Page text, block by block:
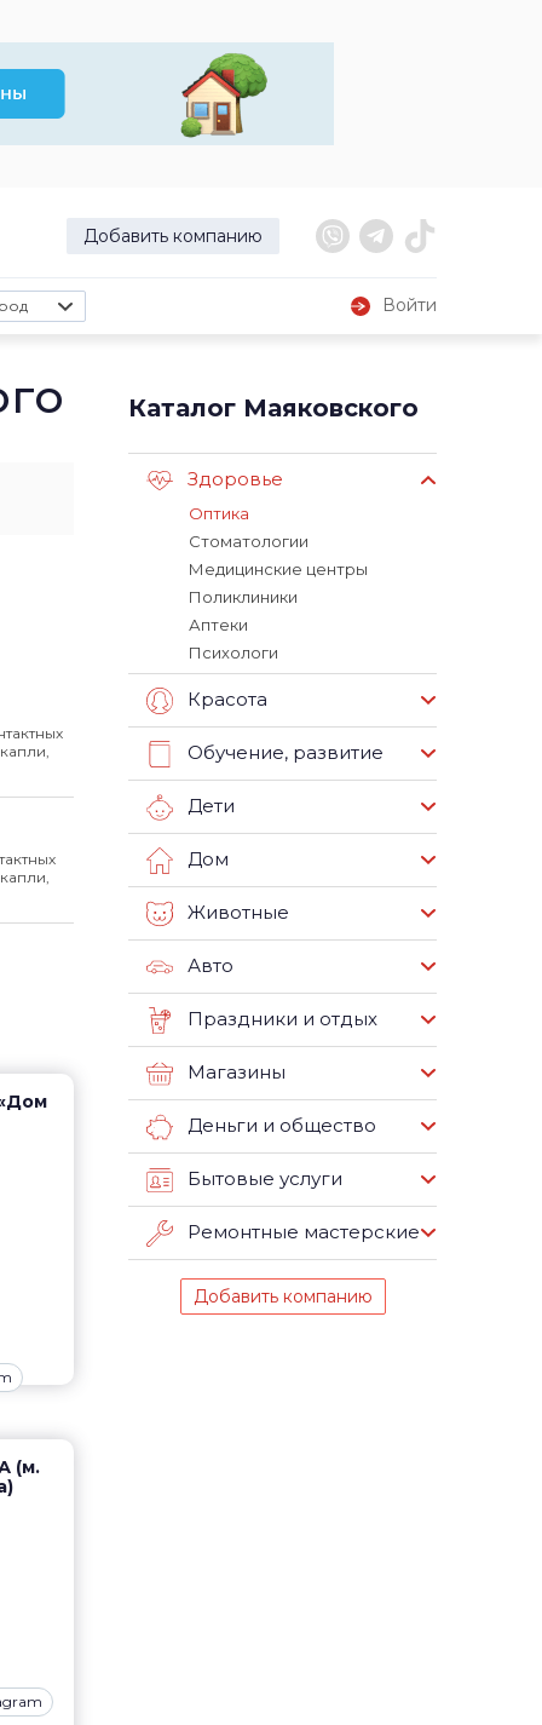
Добавить компанию
Войти
(м.
Каталог Маяковского
Здоровье
Оптика
Стоматологии
Медицинские центры
Поликлиники
Аптеки
Психологи
Красота
Обучение, развитие
Дети
Дом
Животные
Авто
Праздники и отдых
Магазины
Деньги и общество
Бытовые услуги
Ремонтные мастерские
Добавить компанию